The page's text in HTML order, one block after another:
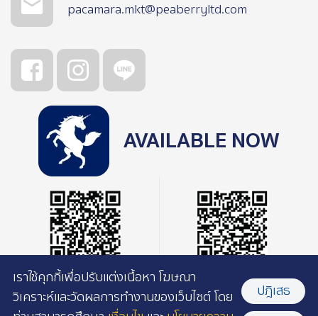
pacamara.mkt@peaberryltd.com
AVAILABLE NOW
เราใช้คุกกี้เพื่อปรับแต่งเนื้อหา โฆษณา
วิเคราะห์และวัดผลการทำงานของเว็บไซต์ โดย
ปฎิเสธ